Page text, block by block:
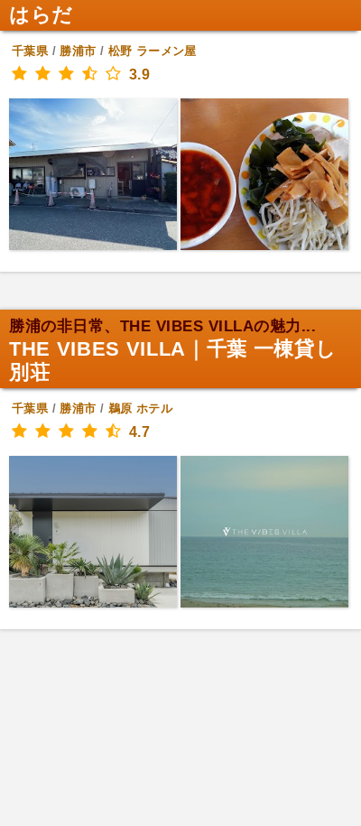
はらだ
千葉県/ 勝浦市 / 松野 ラーメン屋
3.9
勝浦の非日常、THE VIBES VILLAの魅力...
THE VIBES VILLA｜千葉 一棟貸し
別荘
千葉県/ 勝浦市 / 鵜原 ホテル
4.7